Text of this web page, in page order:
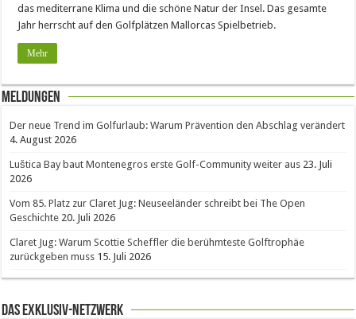
das mediterrane Klima und die schöne Natur der Insel. Das gesamte
Jahr herrscht auf den Golfplätzen Mallorcas Spielbetrieb.
Mehr
Meldungen
Der neue Trend im Golfurlaub: Warum Prävention den Abschlag verändert
4. August 2026
Luštica Bay baut Montenegros erste Golf-Community weiter aus 23. Juli
2026
Vom 85. Platz zur Claret Jug: Neuseeländer schreibt bei The Open
Geschichte 20. Juli 2026
Claret Jug: Warum Scottie Scheffler die berühmteste Golftrophäe
zurückgeben muss 15. Juli 2026
Das Exklusiv-Netzwerk